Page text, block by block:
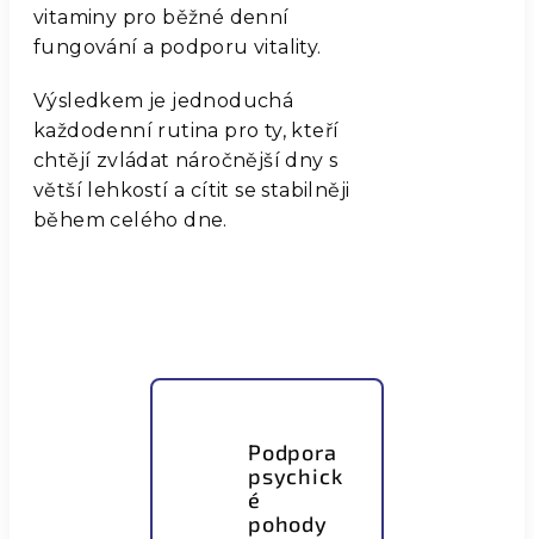
vitaminy pro běžné denní
fungování a podporu vitality.
Výsledkem je jednoduchá
každodenní rutina pro ty, kteří
chtějí zvládat náročnější dny s
větší lehkostí a cítit se stabilněji
během celého dne.
Podpora
psychick
é
pohody